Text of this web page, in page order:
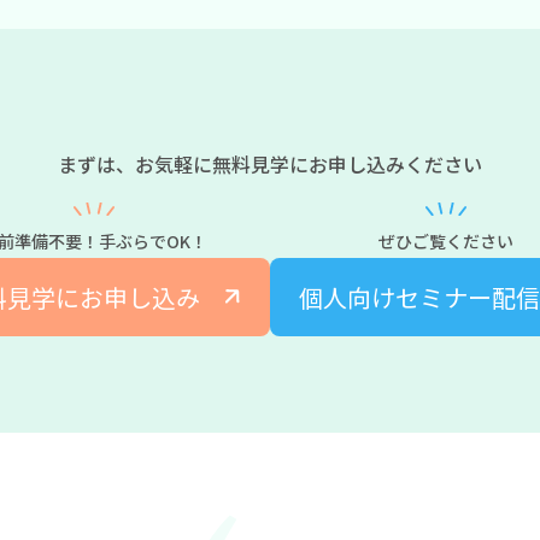
まずは、お気軽に無料見学にお申し込みください
準備不要！手ぶらでOK！
見学にお申し込み
ぜひご覧ください
個人向けセミナー配